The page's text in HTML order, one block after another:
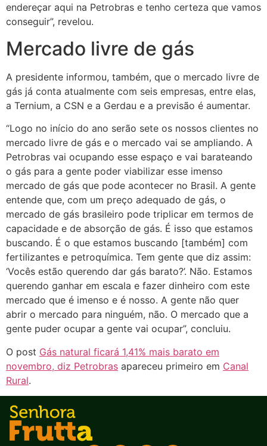
endereçar aqui na Petrobras e tenho certeza que vamos
conseguir”, revelou.
Mercado livre de gás
A presidente informou, também, que o mercado livre de
gás já conta atualmente com seis empresas, entre elas,
a Ternium, a CSN e a Gerdau e a previsão é aumentar.
“Logo no início do ano serão sete os nossos clientes no
mercado livre de gás e o mercado vai se ampliando. A
Petrobras vai ocupando esse espaço e vai barateando
o gás para a gente poder viabilizar esse imenso
mercado de gás que pode acontecer no Brasil. A gente
entende que, com um preço adequado de gás, o
mercado de gás brasileiro pode triplicar em termos de
capacidade e de absorção de gás. É isso que estamos
buscando. É o que estamos buscando [também] com
fertilizantes e petroquímica. Tem gente que diz assim:
‘Vocês estão querendo dar gás barato?’. Não. Estamos
querendo ganhar em escala e fazer dinheiro com este
mercado que é imenso e é nosso. A gente não quer
abrir o mercado para ninguém, não. O mercado que a
gente puder ocupar a gente vai ocupar”, concluiu.
O post Gás natural ficará 1,41% mais barato em
novembro, diz Petrobras apareceu primeiro em Canal
Rural.